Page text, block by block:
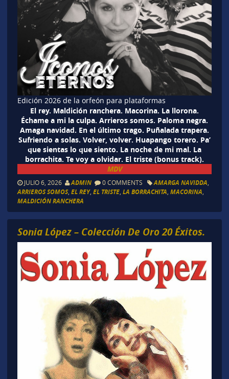
Edición 2026 de la orfeón para plataformas
El rey. Maldición ranchera. Macorina. La llorona.
Échame a mi la culpa. Arrieros somos. Paloma negra.
Amaga navidad. En el último trago. Puñalada trapera.
Sufriendo a solas. Volver, volver. Huapango torero. Pa’
que sientas lo que siento. La noche de mi mal. La
borrachita. Te voy a olvidar. El triste (bonus track).
MDV
JULIO 6, 2026 ADMIN 0 COMMENTS AMARGA NAVIDDA
ARRIEROS SOMOS, EL REY, EL TRISTE, LA BORRACHITA MACORINA
MALDICIÓN RANCHERA
Sonia López – Colección De Oro 20 Éxitos.